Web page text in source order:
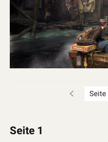
Seite 1